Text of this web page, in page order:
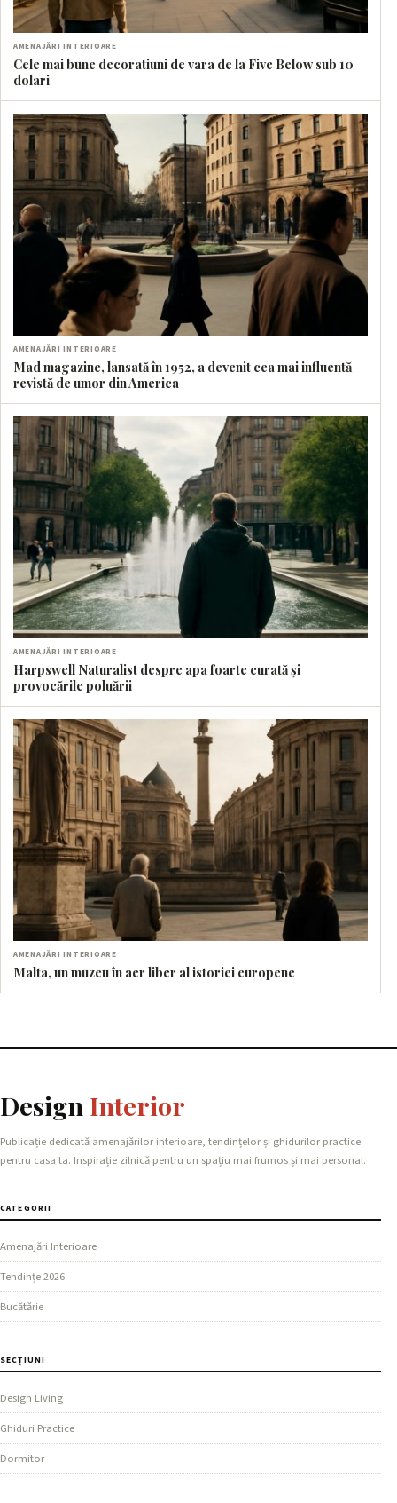
AMENAJĂRI INTERIOARE
Cele mai bune decoratiuni de vara de la Five Below sub 10
dolari
AMENAJĂRI INTERIOARE
Mad magazine, lansată în 1952, a devenit cea mai influentă
revistă de umor din America
AMENAJĂRI INTERIOARE
Harpswell Naturalist despre apa foarte curată și
provocările poluării
AMENAJĂRI INTERIOARE
Malta, un muzeu în aer liber al istoriei europene
Design Interior
Publicație dedicată amenajărilor interioare, tendințelor și ghidurilor practice
pentru casa ta. Inspirație zilnică pentru un spațiu mai frumos și mai personal.
CATEGORII
Amenajări Interioare
Tendințe 2026
Bucătărie
SECȚIUNI
Design Living
Ghiduri Practice
Dormitor